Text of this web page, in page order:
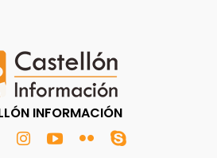
INFORMACIÓN